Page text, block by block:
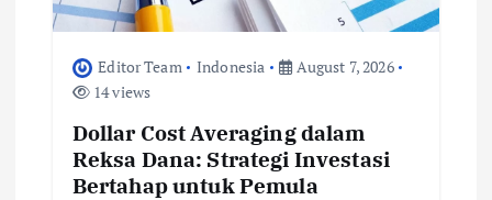
Editor Team Indonesia
August 7, 2026
14 views
Dollar Cost Averaging dalam
Reksa Dana: Strategi Investasi
Bertahap untuk Pemula